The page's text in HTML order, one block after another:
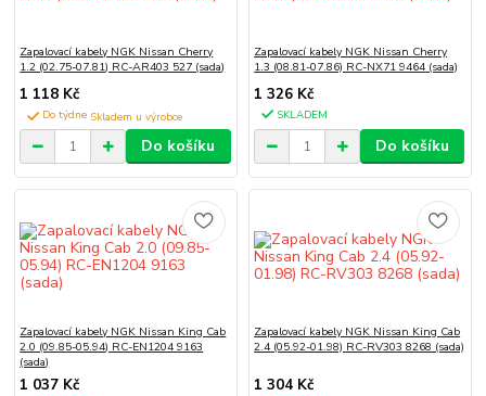
Zapalovací kabely NGK Nissan Cherry
1.2 (02.75-07.81) RC-AR403 527 (sada)
1 118 Kč
Do týdne
Do košíku
Zapalovací kabely NGK Nissan Cherry
1.3 (08.81-07.86) RC-NX71 9464 (sada)
1 326 Kč
SKLADEM
Do košíku
Zapalovací kabely NGK Nissan King Cab
2.0 (09.85-05.94) RC-EN1204 9163
(sada)
1 037 Kč
Zapalovací kabely NGK Nissan King Cab
2.4 (05.92-01.98) RC-RV303 8268 (sada)
1 304 Kč